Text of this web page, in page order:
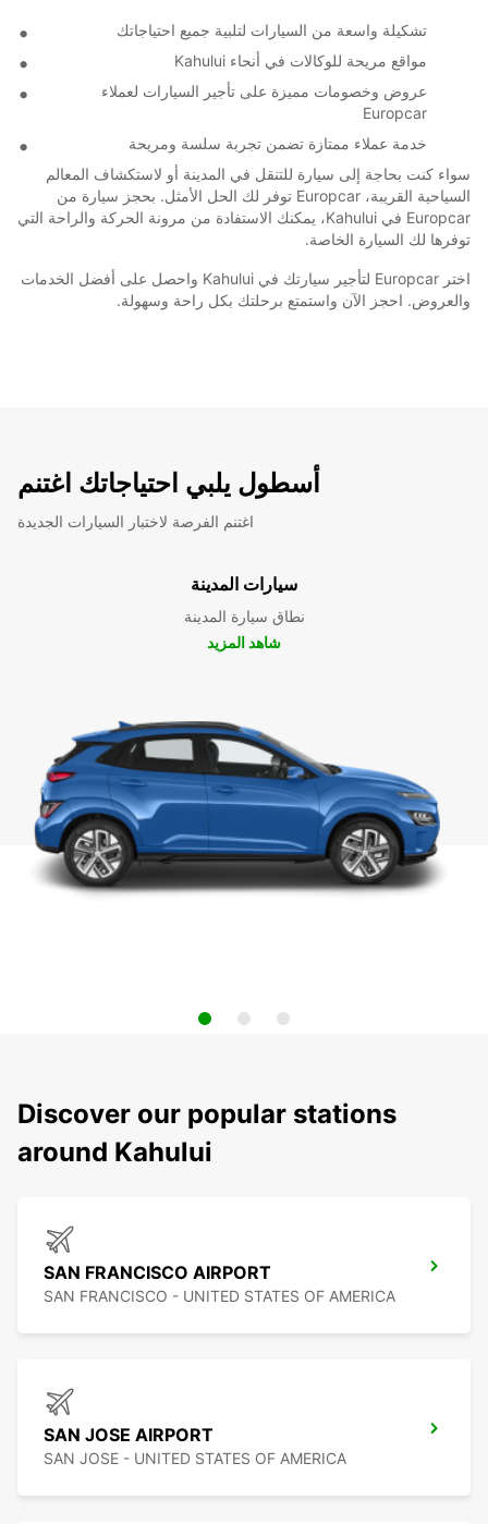
تشكيلة واسعة من السيارات لتلبية جميع احتياجاتك
مواقع مريحة للوكالات في أنحاء Kahului
عروض وخصومات مميزة على تأجير السيارات لعملاء
Europcar
خدمة عملاء ممتازة تضمن تجربة سلسة ومريحة
سواء كنت بحاجة إلى سيارة للتنقل في المدينة أو لاستكشاف المعالم
السياحية القريبة، Europcar توفر لك الحل الأمثل. بحجز سيارة من
Europcar في Kahului، يمكنك الاستفادة من مرونة الحركة والراحة التي
توفرها لك السيارة الخاصة.
اختر Europcar لتأجير سيارتك في Kahului واحصل على أفضل الخدمات
والعروض. احجز الآن واستمتع برحلتك بكل راحة وسهولة.
أسطول يلبي احتياجاتك اغتنم
اغتنم الفرصة لاختبار السيارات الجديدة
سيارات المدينة
نطاق سيارة المدينة
شاهد المزيد
Discover our popular stations
around Kahului
SAN FRANCISCO AIRPORT
SAN FRANCISCO - UNITED STATES OF AMERICA
SAN JOSE AIRPORT
SAN JOSE - UNITED STATES OF AMERICA